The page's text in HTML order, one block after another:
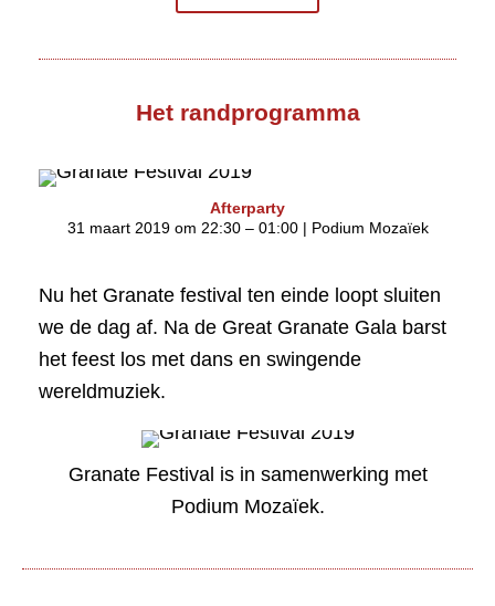
Het randprogramma
Afterparty
31 maart 2019 om 22:30 – 01:00 | Podium Mozaïek
Nu het Granate festival ten einde loopt sluiten
we de dag af. Na de Great Granate Gala barst
het feest los met dans en swingende
wereldmuziek.
Granate Festival is in samenwerking met
Podium Mozaïek.